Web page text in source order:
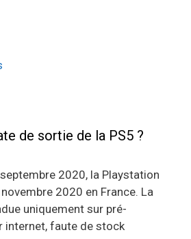
de sortie de la PS5 ?
2020, la Playstation
2020 en France. La
uniquement sur pré-
internet, faute de stock